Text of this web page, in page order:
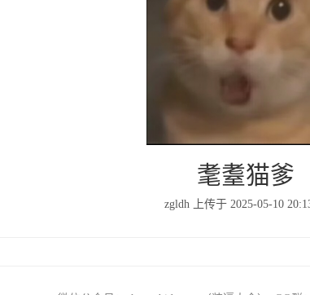
耄耋猫爹
zgldh 上传于 2025-05-10